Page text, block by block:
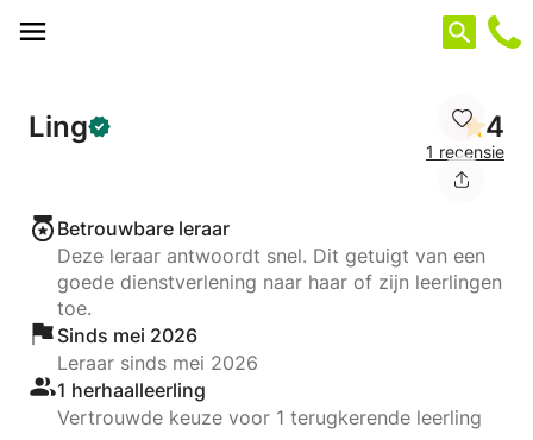
Ling 4
1 recensie
Betrouwbare leraar
Deze leraar antwoordt snel. Dit getuigt van een
goede dienstverlening naar haar of zijn leerlingen
toe.
Sinds mei 2026
Leraar sinds mei 2026
1 herhaalleerling
Vertrouwde keuze voor 1 terugkerende leerling